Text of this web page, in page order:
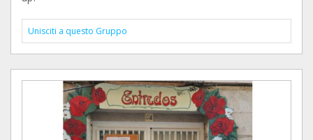
Unisciti a questo Gruppo